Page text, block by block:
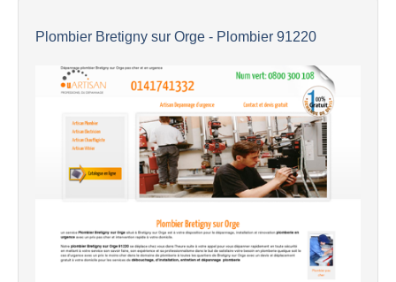
Plombier Bretigny sur Orge - Plombier 91220